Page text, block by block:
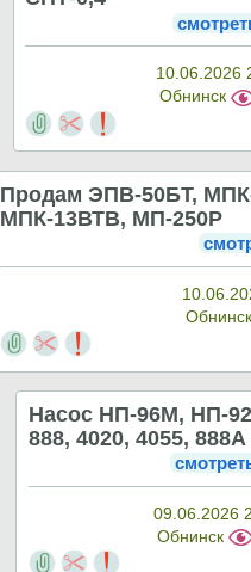
10.06.2026
Обнинск
Продам ЭПВ-50БТ,
МПК-13ВТВ, МП-250Р
Насос НП-96М, НП-
888, 4020, 4055, 888А
09.06.2026
Обнинск